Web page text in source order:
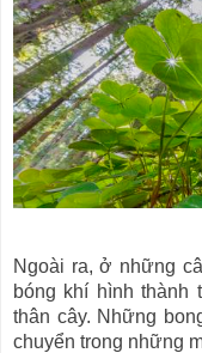
Ngoài ra, ở những
bóng khí hình thành
thân cây. Những
chuyển trong những